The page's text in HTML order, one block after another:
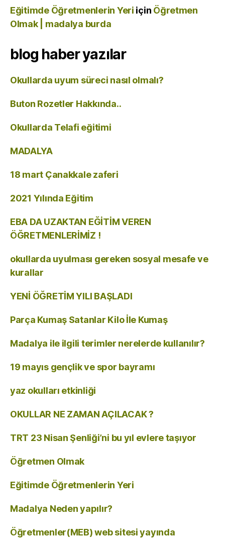
Eğitimde Öğretmenlerin Yeri için Öğretmen
Olmak | madalya burda
blog haber yazılar
Okullarda uyum süreci nasıl olmalı?
Buton Rozetler Hakkında..
Okullarda Telafi eğitimi
MADALYA
18 mart Çanakkale zaferi
2021 Yılında Eğitim
EBA DA UZAKTAN EĞİTİM VEREN
ÖĞRETMENLERİMİZ !
okullarda uyulması gereken sosyal mesafe ve
kurallar
YENİ ÖĞRETİM YILI BAŞLADI
Parça Kumaş Satanlar Kilo İle Kumaş
Madalya ile ilgili terimler nerelerde kullanılır?
19 mayıs gençlik ve spor bayramı
yaz okulları etkinliği
OKULLAR NE ZAMAN AÇILACAK ?
TRT 23 Nisan Şenliği’ni bu yıl evlere taşıyor
Öğretmen Olmak
Eğitimde Öğretmenlerin Yeri
Madalya Neden yapılır?
Öğretmenler(MEB) web sitesi yayında